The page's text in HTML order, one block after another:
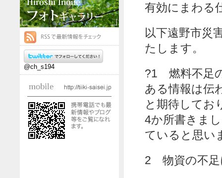
有効にまわる
以下遠野市災
たします。
?1 燃料不足
ある情報は伝
と期待してお
4か所書きま
ていると思い
2 物資の不
@ch_s194